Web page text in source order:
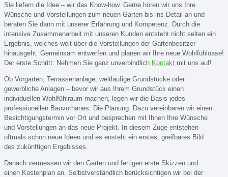
Sie liefern die Idee – wir das Know-how. Gerne hören wir uns Ihre
Wünsche und Vorstellungen zum neuen Garten bis ins Detail an und
beraten Sie dann mit unserer Erfahrung und Kompetenz. Durch die
intensive Zusammenarbeit mit unseren Kunden entsteht nicht selten ein
Ergebnis, welches weit über die Vorstellungen der Gartenbesitzer
hinausgeht. Gemeinsam entwerfen und planen wir Ihre neue Wohlfühloase!
Der erste Schritt: Nehmen Sie ganz unverbindlich Kontakt mit uns auf!
Ob Vorgarten, Terrassenanlage, weitläufige Grundstücke oder
gewerbliche Anlagen – bevor wir aus Ihrem Grundstück einen
individuellen Wohlfühlraum machen, legen wir die Basis jedes
professionellen Bauvorhanes: Die Planung. Dazu vereinbaren wir einen
Besichtigungstermin vor Ort und besprechen mit Ihnen Ihre Wünsche
und Vorstellungen an das neue Projekt. In diesem Zuge entstehen
oftmals schon neue Ideen und es ensteht ein erstes, greifbares Bild
des zukünftigen Ergebisses.
Danach vermessen wir den Garten und fertigen erste Skizzen und
einen Kostenplan an. Selbstverständlich berücksichtigen wir bei der